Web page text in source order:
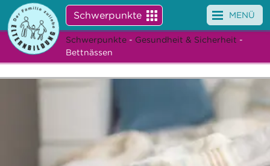
Schwerpunkte
Angebote
Über uns
MENÜ
Schwerpunkte - Gesundheit & Sicherheit -
Bettnässen